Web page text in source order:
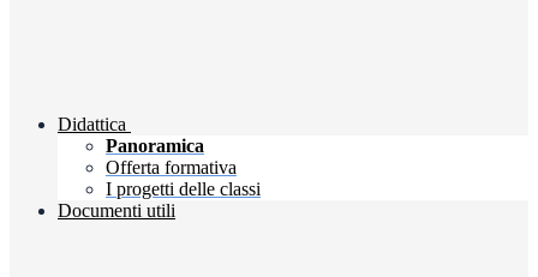
Didattica
Panoramica
Offerta formativa
I progetti delle classi
Documenti utili